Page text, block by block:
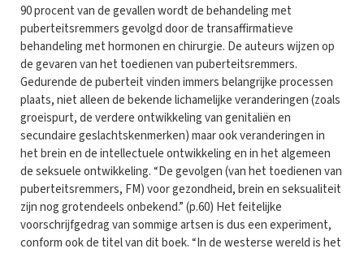
90 procent van de gevallen wordt de behandeling met
puberteitsremmers gevolgd door de transaffirmatieve
behandeling met hormonen en chirurgie. De auteurs wijzen op
de gevaren van het toedienen van puberteitsremmers.
Gedurende de puberteit vinden immers belangrijke processen
plaats, niet alleen de bekende lichamelijke veranderingen (zoals
groeispurt, de verdere ontwikkeling van genitaliën en
secundaire geslachtskenmerken) maar ook veranderingen in
het brein en de intellectuele ontwikkeling en in het algemeen
de seksuele ontwikkeling. “De gevolgen (van het toedienen van
puberteitsremmers, FM) voor gezondheid, brein en seksualiteit
zijn nog grotendeels onbekend.” (p.60) Het feitelijke
voorschrijfgedrag van sommige artsen is dus een experiment,
conform ook de titel van dit boek. “In de westerse wereld is het